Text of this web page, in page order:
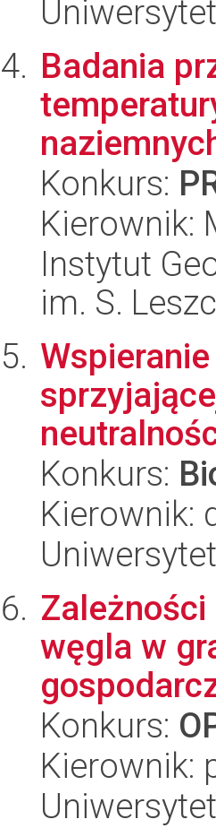
Badania
Konkurs:
Kierownik:
Instytut
im. S.
Konkurs:
Kierownik:
węgla w
Konkurs:
Kierownik: